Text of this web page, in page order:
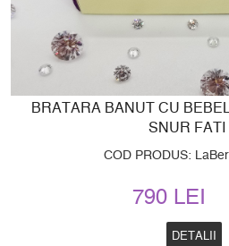
BRATARA BANUT CU
SNUR FATI
COD PRODUS:
790 LEI
DETALII